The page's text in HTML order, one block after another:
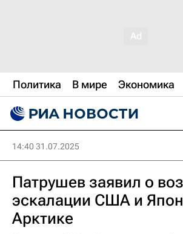
Политика В мире Экономика
14:40 31.07.2025
Патрушев заявил о
эскалации США и
Арктике